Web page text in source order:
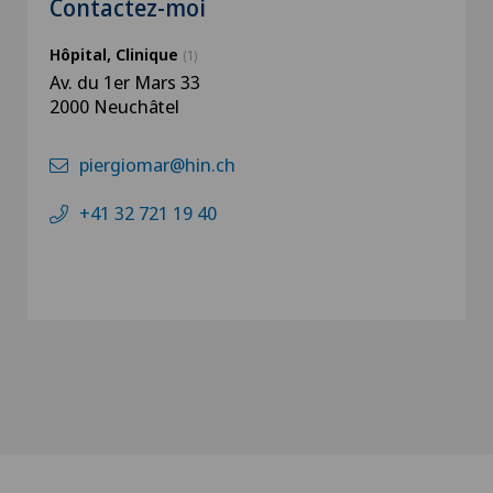
Contactez-moi
Hôpital, Clinique (1)
Av. du 1er Mars 33
2000 Neuchâtel
piergiomar@hin.ch
+41 32 721 19 40